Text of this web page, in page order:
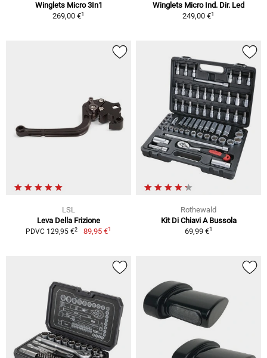
Winglets Micro 3In1
269,00 €1
Winglets Micro Ind. Dir. Led
249,00 €1
LSL
Leva Della Frizione
PDVC 129,95 €2 89,95 €1
Rothewald
Kit Di Chiavi A Bussola
69,99 €1